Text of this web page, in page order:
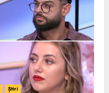
Știri